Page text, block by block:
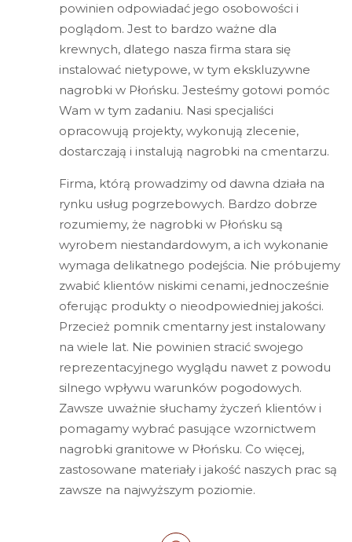
powinien odpowiadać jego osobowości i
poglądom. Jest to bardzo ważne dla
krewnych, dlatego nasza firma stara się
instalować nietypowe, w tym ekskluzywne
nagrobki w Płońsku. Jesteśmy gotowi pomóc
Wam w tym zadaniu. Nasi specjaliści
opracowują projekty, wykonują zlecenie,
dostarczają i instalują nagrobki na cmentarzu.
Firma, którą prowadzimy od dawna działa na
rynku usług pogrzebowych. Bardzo dobrze
rozumiemy, że nagrobki w Płońsku są
wyrobem niestandardowym, a ich wykonanie
wymaga delikatnego podejścia. Nie próbujemy
zwabić klientów niskimi cenami, jednocześnie
oferując produkty o nieodpowiedniej jakości.
Przecież pomnik cmentarny jest instalowany
na wiele lat. Nie powinien stracić swojego
reprezentacyjnego wyglądu nawet z powodu
silnego wpływu warunków pogodowych.
Zawsze uważnie słuchamy życzeń klientów i
pomagamy wybrać pasujące wzornictwem
nagrobki granitowe w Płońsku. Co więcej,
zastosowane materiały i jakość naszych prac są
zawsze na najwyższym poziomie.